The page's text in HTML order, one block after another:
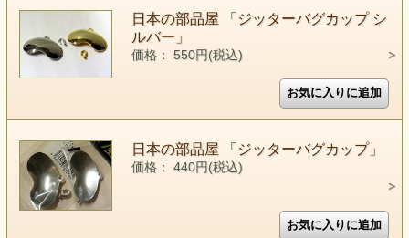
日本の部品屋 「ジッターバグカップ シ
ルバー」
価格： 550円(税込)
日本の部品屋 「ジッターバグカップ」
価格： 440円(税込)